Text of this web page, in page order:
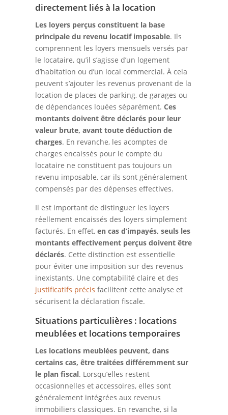
directement liés à la location
Les loyers perçus constituent la base
principale du revenu locatif imposable. Ils
comprennent les loyers mensuels versés par
le locataire, qu’il s’agisse d’un logement
d’habitation ou d’un local commercial. À cela
peuvent s’ajouter les revenus provenant de la
location de places de parking, de garages ou
de dépendances louées séparément.Ces
montants doivent être déclarés pour leur
valeur brute, avant toute déduction de
charges. En revanche, les acomptes de
charges encaissés pour le compte du
locataire ne constituent pas toujours un
revenu imposable, car ils sont généralement
compensés par des dépenses effectives.
Il est important de distinguer les loyers
réellement encaissés des loyers simplement
facturés. En effet,en cas d’impayés, seuls les
montants effectivement perçus doivent être
déclarés. Cette distinction est essentielle
pour éviter une imposition sur des revenus
inexistants. Une comptabilité claire et des
justificatifs précis facilitent cette analyse et
sécurisent la déclaration fiscale.
Situations particulières : locations
meublées et locations temporaires
Les locations meublées peuvent, dans
certains cas, être traitées différemment sur
le plan fiscal. Lorsqu’elles restent
occasionnelles et accessoires, elles sont
généralement intégrées aux revenus
immobiliers classiques. En revanche, si la